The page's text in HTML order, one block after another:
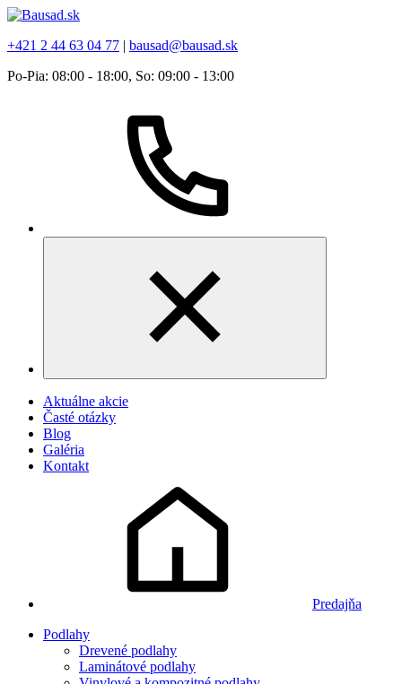
+421 2 44 63 04 77 | bausad@bausad.sk
Po-Pia: 08:00 - 18:00, So: 09:00 - 13:00
Aktuálne akcie
Časté otázky
Blog
Galéria
Kontakt
Predajňa
Podlahy
Drevené podlahy
Laminátové podlahy